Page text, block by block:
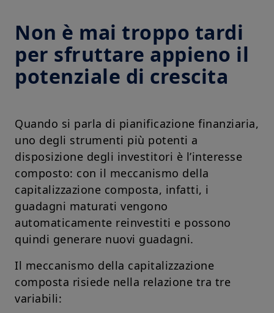
Non è mai troppo tardi
per sfruttare appieno il
potenziale di crescita
Quando si parla di pianificazione finanziaria,
uno degli strumenti più potenti a
disposizione degli investitori è l’interesse
composto: con il meccanismo della
capitalizzazione composta, infatti, i
guadagni maturati vengono
automaticamente reinvestiti e possono
quindi generare nuovi guadagni.
Il meccanismo della capitalizzazione
composta risiede nella relazione tra tre
variabili: